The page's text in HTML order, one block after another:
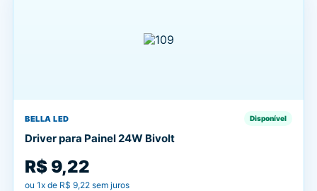
BELLA LED Disponível
Driver para Painel 24W Bivolt
R$ 9,22
ou 1x de R$ 9,22 sem juros